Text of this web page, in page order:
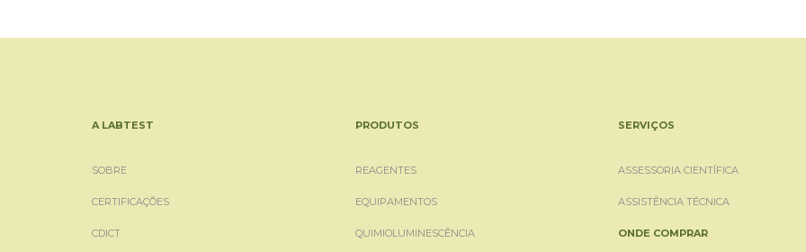
A LABTEST
SOBRE
CERTIFICAÇÕES
CDICT
PRODUTOS
REAGENTES
EQUIPAMENTOS
QUIMIOLUMINESCÊNCIA
SERVIÇOS
ASSESSORIA CIENTÍFICA
ASSISTÊNCIA TÉCNICA
ONDE COMPRAR